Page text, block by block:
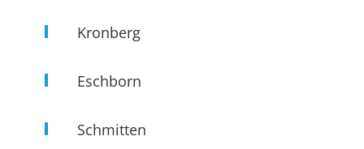
Kronberg
Eschborn
Schmitten